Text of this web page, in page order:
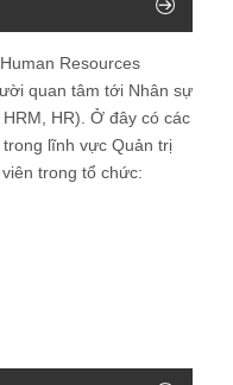
Resources
quan tâm tới Nhân sự
HR). Ở đây có các
lĩnh vực Quản trị
trong tổ chức: